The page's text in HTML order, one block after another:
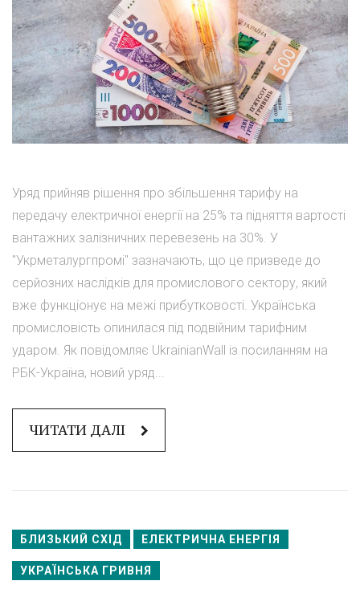
Уряд прийняв рішення про збільшення тарифу на
передачу електричної енергії на 25% та підняття вартості
вантажних залізничних перевезень на 30%. У
"Укрметалургпромі" зазначають, що це призведе до
серйозних наслідків для промислового сектору, який
вже функціонує на межі прибутковості. Українська
промисловість опинилася під подвійним тарифним
ударом. Як повідомляє UkrainianWall із посиланням на
РБК-Україна, новий уряд...
ЧИТАТИ ДАЛІ
БЛИЗЬКИЙ СХІД ЕЛЕКТРИЧНА ЕНЕРГІЯ
УКРАЇНСЬКА ГРИВНЯ